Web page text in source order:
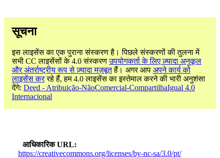
सूचना
इस लाइसेंस का एक पुराना संस्करण है। पिछले संस्करणों की तुलना में
सभी CC लाइसेंसों के 4.0 संस्करणउपयोगकर्ता के लिए ज़्यादा अनुकूल
और अंतर्राष्ट्रीय रूप से ज़्यादा मज़बूतहैं। अगर आप अपने कार्य को
लाइसेंस कररहे हैं, हम 4.0 लाइसेंस का इस्तेमाल करने की भारी अनुशंसा
देंगे: Deed - Atribuição-NãoComercial-CompartilhaIgual 4.0
Internacional
आधिकारिक URL
https://creativecommons.org/licenses/by-nc-sa/3.0/pt/